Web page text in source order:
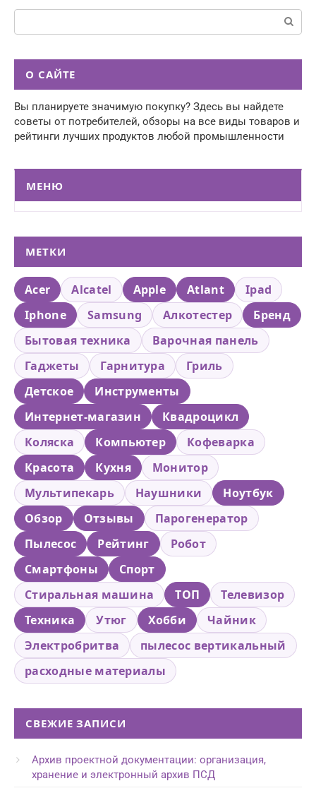
Поиск:
О САЙТЕ
Вы планируете значимую покупку? Здесь вы найдете
советы от потребителей, обзоры на все виды товаров и
рейтинги лучших продуктов любой промышленности
МЕНЮ
МЕТКИ
Acer Alcatel Apple Atlant
Ipad
Iphone
Samsung Алкотестер
Бренд
Бытовая техника
Варочная панель
Гаджеты
Гарнитура
Гриль
Детское
Инструменты
Интернет-магазин
Квадроцикл
Коляска
Компьютер
Кофеварка
Красота
Кухня
Монитор
Мультипекарь
Наушники
Ноутбук
Обзор
Отзывы
Парогенератор
Пылесос
Рейтинг
Робот
Смартфоны
Спорт
Стиральная машина
ТОП
Телевизор
Техника
Утюг Хобби
Чайник
Электробритва
пылесос вертикальный
расходные материалы
СВЕЖИЕ ЗАПИСИ
Архив проектной документации: организация,
хранение и электронный архив ПСД